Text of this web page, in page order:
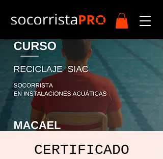
CERTIFICADO